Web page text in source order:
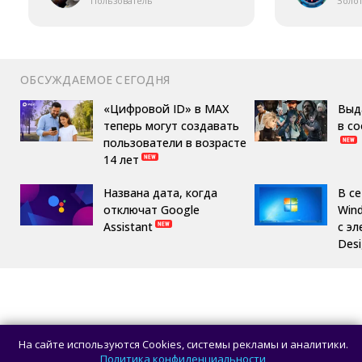
ОБСУЖДАЕМОЕ СЕГОДНЯ
«Цифровой ID» в MAX
теперь могут создавать
пользователи в возрасте
14 лет
Названа дата, когда
отключат Google
Assistant
в
В
с
На сайте используются Cookies, системы рекламы и аналитики.
Политика конфиденциальности